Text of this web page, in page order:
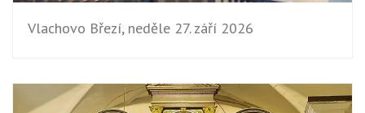
Vlachovo Březí, neděle 27. září 2026